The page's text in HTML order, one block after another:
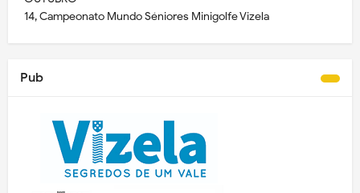
14, Campeonato Mundo Séniores Minigolfe Vizela
Pub